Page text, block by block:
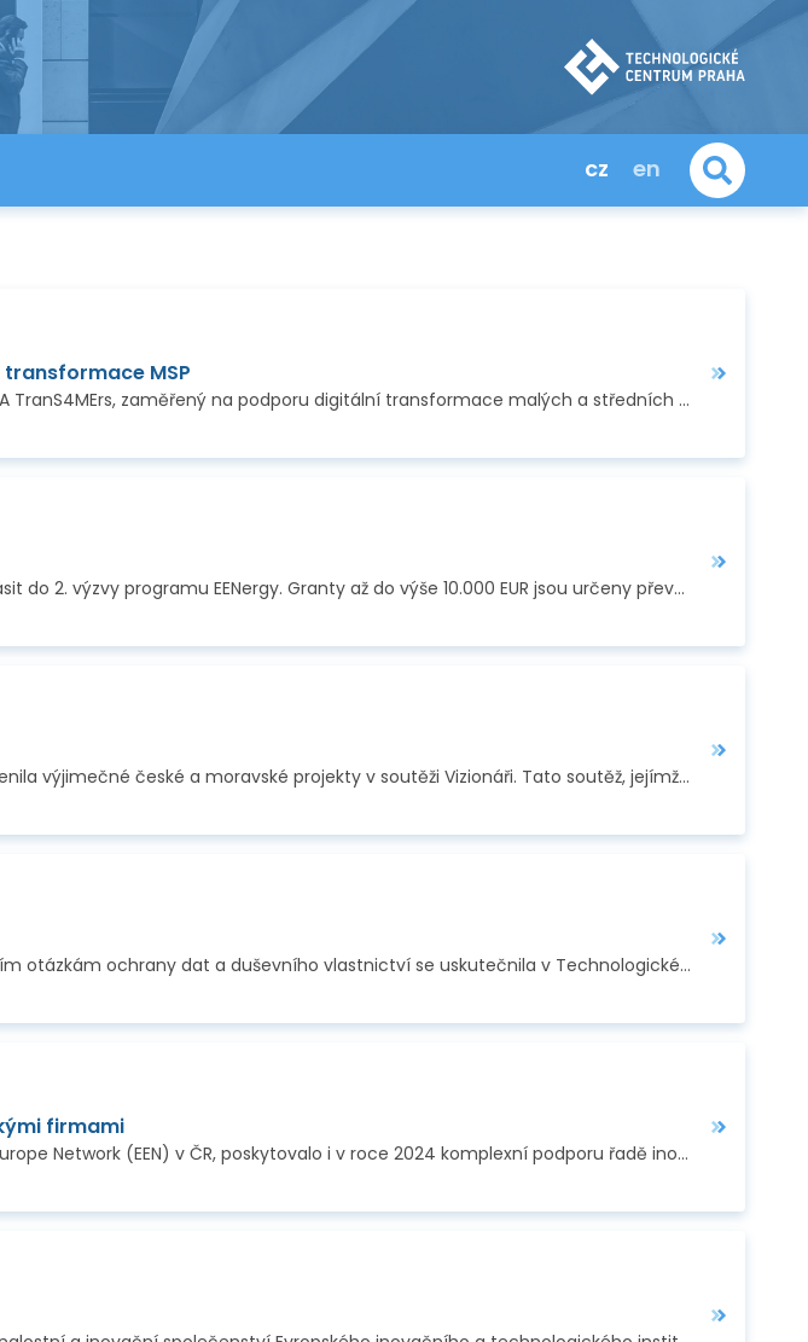
cz en
MSP
Závěrečnou konferencí v listopadu 2024 skončil tříletý projekt ADMA TranS4MErs, zaměřený na podporu digitální transformace malých a středních firem, do kterého…
Zájemci o energetické granty se mohou od začátku prosince přihlásit do 2. výzvy programu EENergy. Granty až do výše 10.000 EUR jsou určeny převážně na na…
Stejně jako v předešlých 13 letech, i letos organizace CzechInno ocenila výjimečné české a moravské projekty v soutěži Vizionáři. Tato soutěž, jejímž partnerem…
Jednodenní konference věnovaná aktuálním legislativním a právním otázkám ochrany dat a duševního vlastnictví se uskutečnila v Technologickém centru Praha dne…
firmami
Technologické centrum Praha (TC Praha), koordinátor Enterprise Europe Network (EEN) v ČR, poskytovalo i v roce 2024 komplexní podporu řadě inovativních českých…